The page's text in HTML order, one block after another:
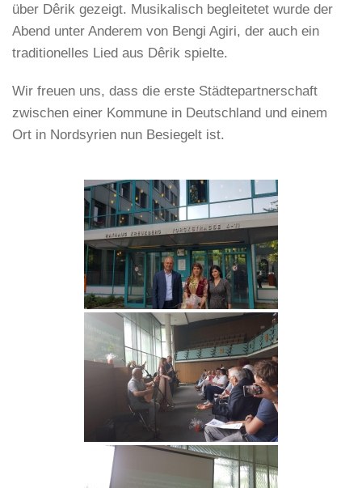
über Dêrik gezeigt. Musikalisch begleitetet wurde der
Abend unter Anderem von Bengi Agiri, der auch ein
traditionelles Lied aus Dêrik spielte.
Wir freuen uns, dass die erste Städtepartnerschaft
zwischen einer Kommune in Deutschland und einem
Ort in Nordsyrien nun Besiegelt ist.